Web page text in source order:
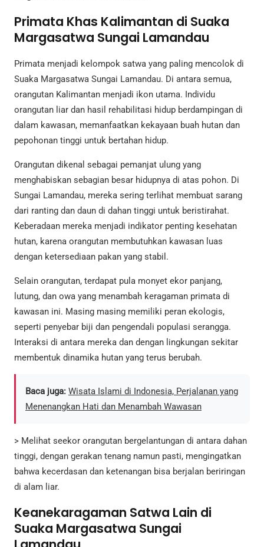
Primata Khas Kalimantan di Suaka
Margasatwa Sungai Lamandau
Primata menjadi kelompok satwa yang paling mencolok di
Suaka Margasatwa Sungai Lamandau. Di antara semua,
orangutan Kalimantan menjadi ikon utama. Individu
orangutan liar dan hasil rehabilitasi hidup berdampingan di
dalam kawasan, memanfaatkan kekayaan buah hutan dan
pepohonan tinggi untuk bertahan hidup.
Orangutan dikenal sebagai pemanjat ulung yang
menghabiskan sebagian besar hidupnya di atas pohon. Di
Sungai Lamandau, mereka sering terlihat membuat sarang
dari ranting dan daun di dahan tinggi untuk beristirahat.
Keberadaan mereka menjadi indikator penting kesehatan
hutan, karena orangutan membutuhkan kawasan luas
dengan ketersediaan pakan yang stabil.
Selain orangutan, terdapat pula monyet ekor panjang,
lutung, dan owa yang menambah keragaman primata di
kawasan ini. Masing masing memiliki peran ekologis,
seperti penyebar biji dan pengendali populasi serangga.
Interaksi di antara mereka dan dengan lingkungan sekitar
membentuk dinamika hutan yang terus berubah.
Baca juga: Wisata Islami di Indonesia, Perjalanan yang
Menenangkan Hati dan Menambah Wawasan
> Melihat seekor orangutan bergelantungan di antara dahan
tinggi, dengan gerakan tenang namun pasti, mengingatkan
bahwa kecerdasan dan ketenangan bisa berjalan beriringan
di alam liar.
Keanekaragaman Satwa Lain di
Suaka Margasatwa Sungai